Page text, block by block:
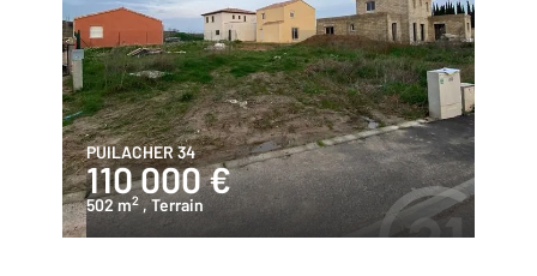
PUILACHER 34
110 000 €
502 m2 , Terrain